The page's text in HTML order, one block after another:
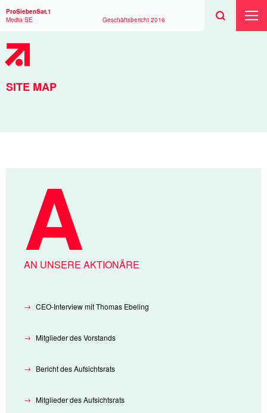
ProSiebenSat.1
Media SE
Geschäftsbericht 2016
Suche
Suche
SITE MAP
AN UNSERE AKTIONÄRE
CEO-Interview mit Thomas Ebeling
Mitglieder des Vorstands
Bericht des Aufsichtsrats
Mitglieder des Aufsichtsrats